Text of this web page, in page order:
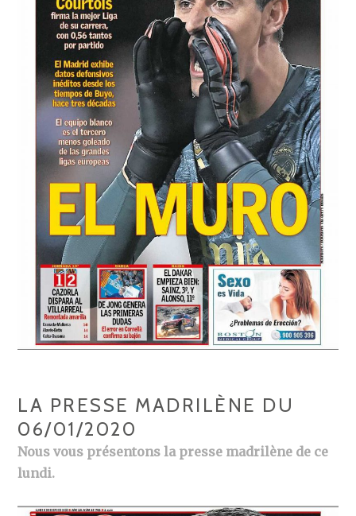
LA PRESSE MADRILÈNE DU
06/01/2020
Nous vous présentons la presse madrilène de ce
lundi.